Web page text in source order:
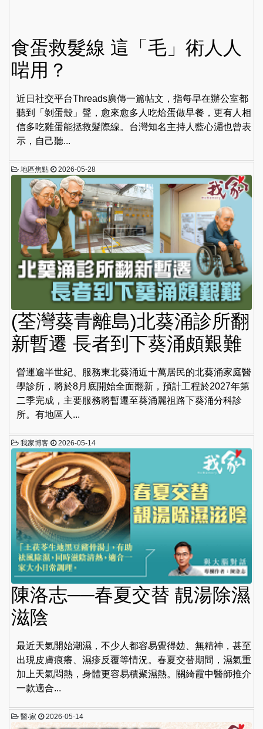
食蛋救髮線 這「毛」術人人
啱用？
近日社交平台Threads廣傳一篇帖文，指每早在辦公室都
聽到「剝蛋殼」聲，愈來愈多人吃烚蛋做早餐，更有人相
信多吃雞蛋能拯救髮際線。台灣知名主持人藍心湄也曾表
示，自己聽...
地區焦點 2026-05-28
(荃灣葵青離島)北葵涌診所翻
新暫遷 長者到下葵涌頗艱難
營運逾半世紀、服務東北葵涌近十萬居民的北葵涌家庭醫
學診所，將於8月底開始全面翻新，預計工程於2027年第
二季完成，主要服務將暫遷至葵涌麗祖路下葵涌分科診
所。有地區人...
我家博客 2026-05-14
陳洛志──春夏交替 靚湯除濕
滋陰
最近天氣開始潮濕，不少人都容易覺得攰、無精神，甚至
出現皮膚痕癢、濕疹反覆等情況。春夏交替期間，濕氣重
加上天氣悶熱，身體更容易積聚濕熱。關綺霞中醫師推介
一款適合...
醫‧家 2026-05-14